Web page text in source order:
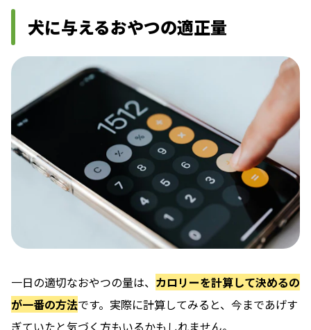
犬に与えるおやつの適正量
一日の適切なおやつの量は、 カロリーを計算して決めるの
が一番の方法です。実際に計算してみると、今まであげす
ぎていたと気づく方もいるかもしれません。